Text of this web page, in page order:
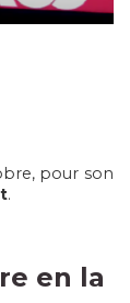
pour son
.
en la